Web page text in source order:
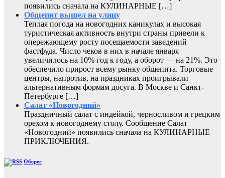
появились сначала на КУЛИНАРНЫЕ […]
Общепит вышел на улицу
Теплая погода на новогодних каникулах и высокая
туристическая активность внутри страны привели к
опережающему росту посещаемости заведений
фастфуда. Число чеков в них в начале января
увеличилось на 10% год к году, а оборот — на 21%. Это
обеспечило прирост всему рынку общепита. Торговые
центры, напротив, на праздниках проигрывали
альтернативным формам досуга. В Москве и Санкт-
Петербурге […]
Салат «Новогодний»
Праздничный салат с индейкой, черносливом и грецким
орехом к новогоднему столу. Сообщение Салат
«Новогодний» появились сначала на КУЛИНАРНЫЕ
ПРИКЛЮЧЕНИЯ.
Оберег